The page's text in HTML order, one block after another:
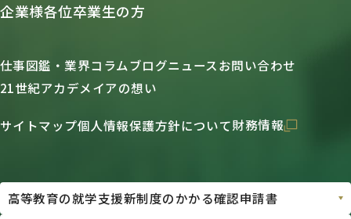
企業様各位卒業生の方
仕事図鑑・業界コラムブログニュースお問い合わせ
21世紀アカデメイアの想い
サイトマップ個人情報保護方針について財務情報